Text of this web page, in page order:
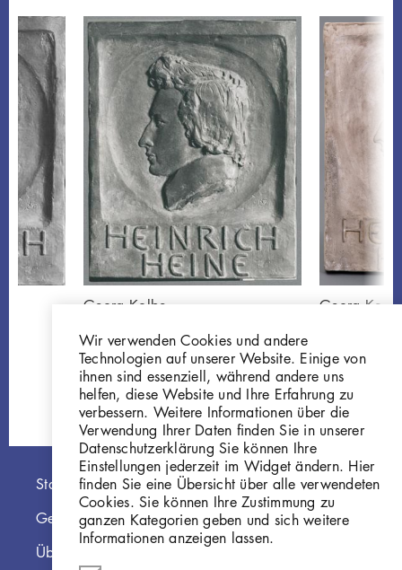
Georg Kolbe
1913/46, Gips
GKFo-0119_002
Georg Kolbe
Hauptnavigation
Startseite
Georg Kolbe Museum
Über die Online Sammlung
Wir verwenden Cookies und andere
Technologien auf unserer Website. Einige von
ihnen sind essenziell, während andere uns
helfen, diese Website und Ihre Erfahrung zu
verbessern. Weitere Informationen über die
Verwendung Ihrer Daten finden Sie in unserer
Datenschutzerklärung Sie können Ihre
Einstellungen jederzeit im Widget ändern. Hier
finden Sie eine Übersicht über alle verwendeten
Cookies. Sie können Ihre Zustimmung zu
ganzen Kategorien geben und sich weitere
Informationen anzeigen lassen.